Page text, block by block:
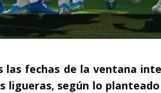
las fechas de la ventana
ligueras, según lo